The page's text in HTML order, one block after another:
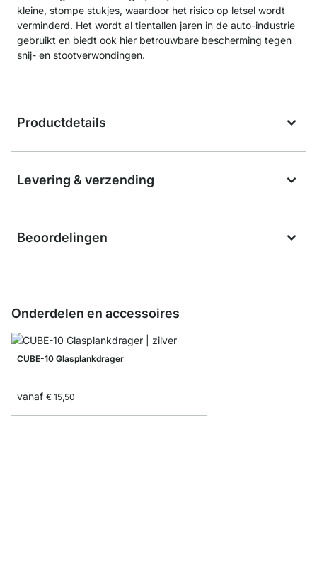
kleine, stompe stukjes, waardoor het risico op letsel wordt
verminderd. Het wordt al tientallen jaren in de auto-industrie
gebruikt en biedt ook hier betrouwbare bescherming tegen
snij- en stootverwondingen.
Productdetails
Levering & verzending
Beoordelingen
Onderdelen en accessoires
CUBE-10 Glasplankdrager
vanaf € 15,50